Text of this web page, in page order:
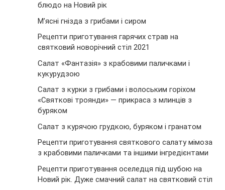
блюдо на Новий рік
М’ясні гнізда з грибами і сиром
Рецепти приготування гарячих страв на
святковий новорічний стіл 2021
Салат «Фантазія» з крабовими паличками і
кукурудзою
Салат з курки з грибами і волоським горіхом
«Святкові троянди» — прикраса з млинців з
буряком
Салат з курячою грудкою, буряком і гранатом
Рецепти приготування святкового салату мімоза
з крабовими паличками та іншими інгредієнтами
Рецепти приготування оселедця під шубою на
Новий рік. Дуже смачний салат на святковий стіл